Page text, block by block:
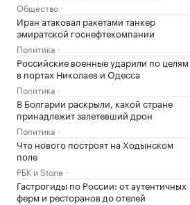
Общество
Иран атаковал ракетами танкер
эмиратской госнефтекомпании
Политика
Российские военные ударили по целям
в портах Николаев и Одесса
Политика
В Болгарии раскрыли, какой стране
принадлежит залетевший дрон
Политика
Что нового построят на Ходынском
поле
РБК и Stone
Гастрогиды по России: от аутентичных
ферм и ресторанов до отелей